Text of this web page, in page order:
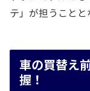
テ」が担うことと
車の買替え
握！